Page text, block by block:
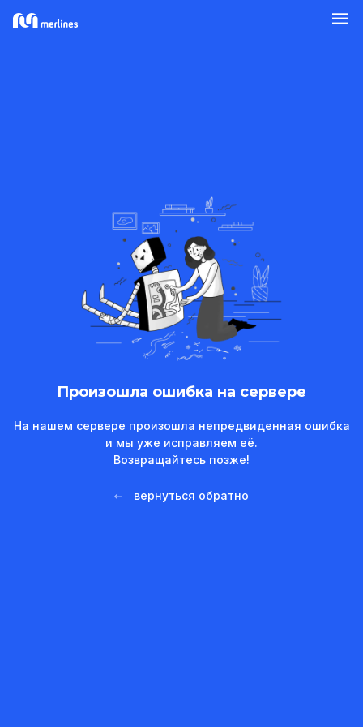
Произошла ошибка на сервере
На нашем сервере произошла непредвиденная ошибка
и мы уже исправляем её.
Возвращайтесь позже!
вернуться обратно